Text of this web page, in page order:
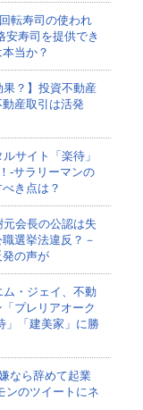
転寿司の使われ
安寿司を提供でき
当か？
果？】投資不動産
産取引は活発
サイト「楽待」
-サラリーマンの
き点は？
会長の公認は失
選挙法違反？－
の声が
・ジェイ、不動
プレリアオーク
」「建美家」に勝
なら辞めて起業
ンのツイートにネ